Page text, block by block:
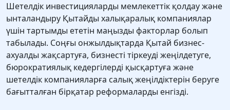
Шетелдік инвестицияларды мемлекеттік қолдау және
ынталандыру Қытайды халықаралық компаниялар
үшін тартымды ететін маңызды факторлар болып
табылады. Соңғы онжылдықтарда Қытай бизнес-
ахуалды жақсартуға, бизнесті тіркеуді жеңілдетуге,
бюрократиялық кедергілерді қысқартуға және
шетелдік компанияларға салық жеңілдіктерін беруге
бағытталған бірқатар реформаларды енгізді.